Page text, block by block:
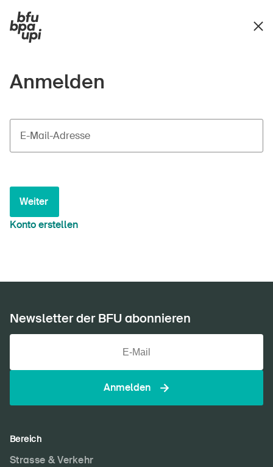
Anmelden
E-Mail-Adresse
Weiter
Konto erstellen
Newsletter der BFU abonnieren
Anmelden
Bereich
Strasse & Verkehr